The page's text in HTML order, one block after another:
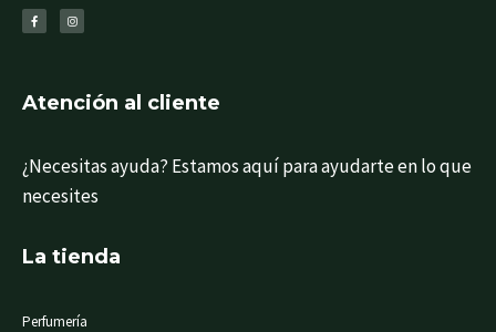
c
e
b
s
t
a
Atención al cliente
¿Necesitas ayuda? Estamos aquí para ayudarte en lo que
necesites
La tienda
Perfumería